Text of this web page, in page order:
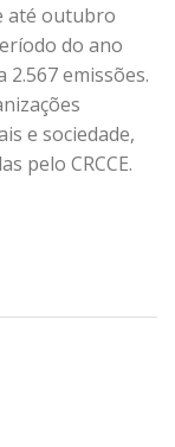
até outubro
do ano
2.567 emissões.
e sociedade,
pelo CRCCE.